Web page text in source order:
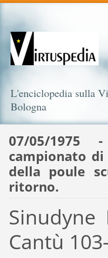
L'enciclopedia sulla
Bologna
07/05/1975
campionato di
della poule
ritorno.
Sinudyne
Cantù